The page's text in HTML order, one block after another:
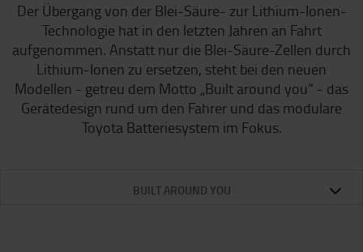
Der Übergang von der Blei-Säure- zur Lithium-Ionen-
Technologie hat in den letzten Jahren an Fahrt
aufgenommen. Anstatt nur die Blei-Säure-Zellen durch
Lithium-Ionen zu ersetzen, steht bei den neuen
Modellen - getreu dem Motto „Built around you“ - das
Gerätedesign rund um den Fahrer und das modulare
Toyota Batteriesystem im Fokus.
BUILT AROUND YOU